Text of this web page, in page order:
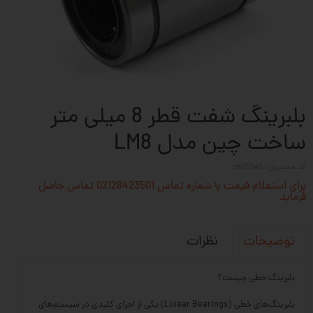
بلبرینگ شفت قطر 8 میلی متر
ساخت چین مدل LM8
برای استعلام قیمت با شماره تماس 02128423501 تماس حاصل
فرماید
توضیحات نظرات
بلبرینگ خطی چیست؟
بلبرینگ‌های خطی (Linear Bearings) یکی از اجزای کلیدی در سیستم‌های